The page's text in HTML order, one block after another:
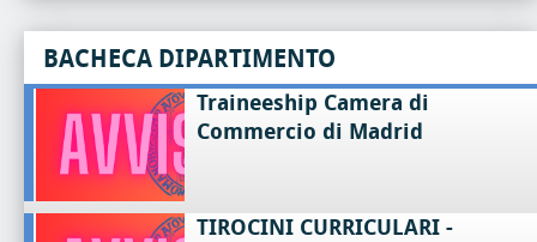
BACHECA DIPARTIMENTO
Traineeship Camera di
Commercio di Madrid
TIROCINI CURRICULARI -